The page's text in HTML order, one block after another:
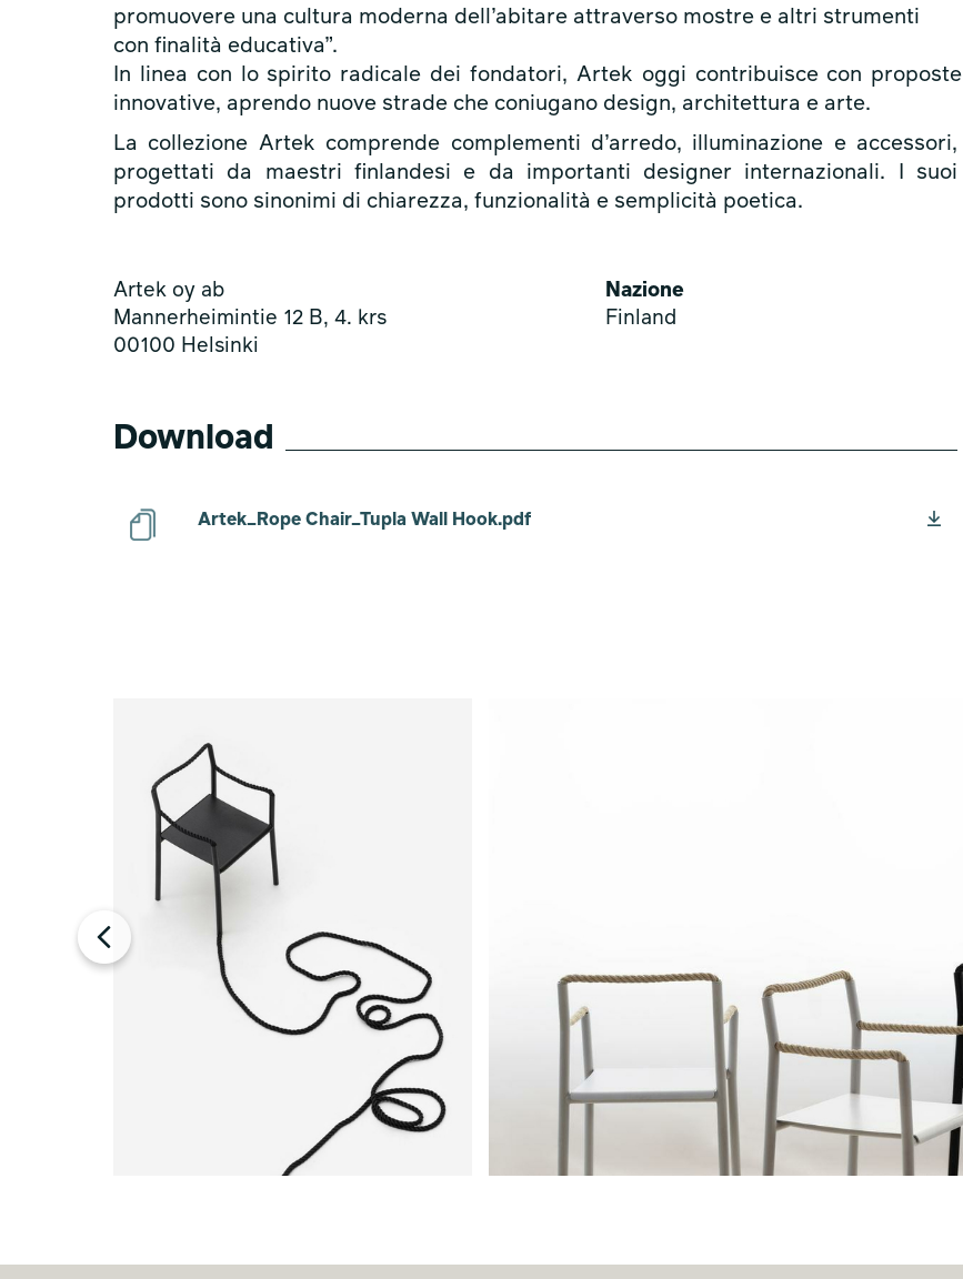
promuovere una cultura moderna dell’abitare attraverso mostre e altri strumenti
con finalità educativa”.
In linea con lo spirito radicale dei fondatori, Artek oggi contribuisce con proposte
innovative, aprendo nuove strade che coniugano design, architettura e arte.
La collezione Artek comprende complementi d’arredo, illuminazione e accessori,
progettati da maestri finlandesi e da importanti designer internazionali. I suoi
prodotti sono sinonimi di chiarezza, funzionalità e semplicità poetica.
Artek oy ab
Mannerheimintie 12 B, 4. krs
00100 Helsinki
Nazione
Finland
Download
Artek_Rope Chair_Tupla Wall Hook.pdf